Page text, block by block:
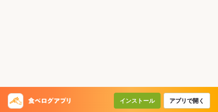
インストール アプリで開く